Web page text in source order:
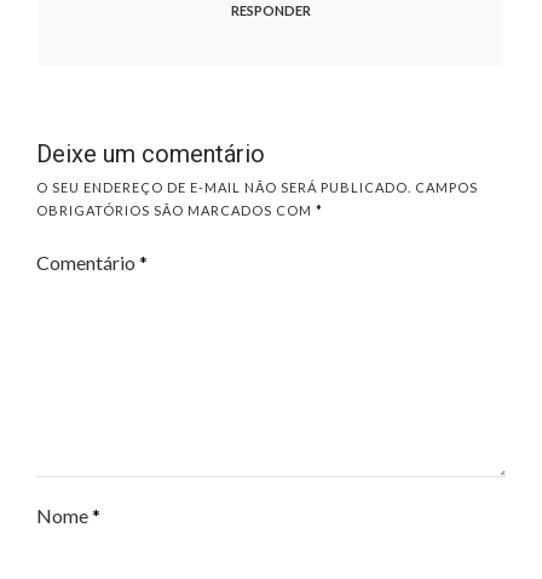
RESPONDER
Deixe um comentário
O SEU ENDEREÇO DE E-MAIL NÃO SERÁ PUBLICADO.
CAMPOS
OBRIGATÓRIOS SÃO MARCADOS COM *
Comentário *
Nome*